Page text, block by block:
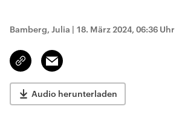
Bamberg, Julia | 18. März 2024, 06:36 Uhr
Link
kopieren/teilen
Email
Audio herunterladen